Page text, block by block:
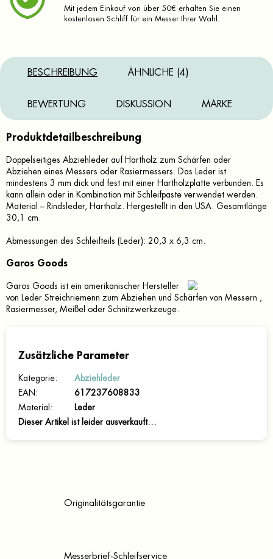
Mit jedem Einkauf von über 50€ erhalten Sie einen
kostenlosen Schliff für ein Messer Ihrer Wahl.
BESCHREIBUNG ÄHNLICHE (4)
BEWERTUNG DISKUSSION MARKE
Produktdetailbeschreibung
Doppelseitiges Abziehleder auf Hartholz zum Schärfen oder
Abziehen eines Messers oder Rasiermessers. Das Leder ist
mindestens 3 mm dick und fest mit einer Hartholzplatte verbunden. Es
kann allein oder in Kombination mit Schleifpaste verwendet werden.
Material – Rindsleder, Hartholz. Hergestellt in den USA. Gesamtlänge
30,1 cm.
Abmessungen des Schleifteils (Leder): 20,3 x 6,3 cm.
Garos Goods
Garos Goods ist ein amerikanischer Hersteller
von Leder Streichriemenn zum Abziehen und Schärfen von Messern ,
Rasiermesser, Meißel oder Schnitzwerkzeuge.
Zusätzliche Parameter
Kategorie:
Abziehleder
EAN :
617237608833
Material :
Leder
Dieser Artikel ist leider ausverkauft…
Originalitätsgarantie
Messerbrief-Schleifservice